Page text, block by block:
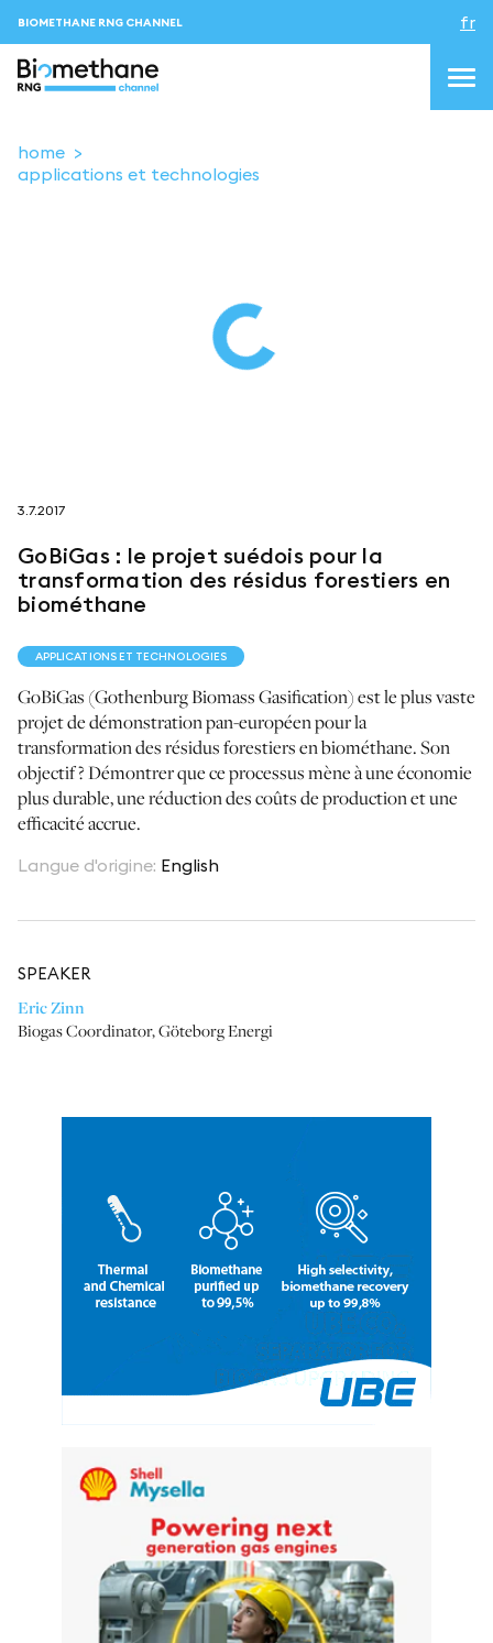
BIOMETHANE RNG CHANNEL fr
suivez-nous sur
netzerotube
home
applications et technologies
3.7.2017
GoBiGas : le projet suédois pour la
transformation des résidus forestiers en
biométhane
APPLICATIONS ET TECHNOLOGIES
GoBiGas (Gothenburg Biomass Gasification) est le plus vaste
projet de démonstration pan-européen pour la
transformation des résidus forestiers en biométhane. Son
objectif ? Démontrer que ce processus mène à une économie
plus durable, une réduction des coûts de production et une
efficacité accrue.
Langue d'origine: English
SPEAKER
Eric Zinn
Biogas Coordinator,Göteborg Energi